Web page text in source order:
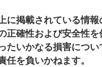
に掲載されている情
正確性および安全性
たいかなる損害につ
任を負いかねます。